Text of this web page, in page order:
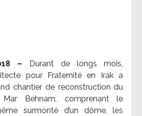
–
Durant de longs mois,
pour Fraternité en Irak a
chantier de reconstruction du
Behnam, comprenant le
surmonté d’un dôme, les